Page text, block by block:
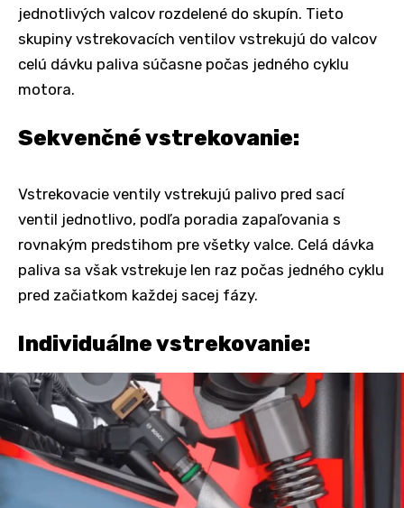
jednotlivých valcov rozdelené do skupín. Tieto
skupiny vstrekovacích ventilov vstrekujú do valcov
celú dávku paliva súčasne počas jedného cyklu
motora.
Sekvenčné vstrekovanie:
Vstrekovacie ventily vstrekujú palivo pred sací
ventil jednotlivo, podľa poradia zapaľovania s
rovnakým predstihom pre všetky valce. Celá dávka
paliva sa však vstrekuje len raz počas jedného cyklu
pred začiatkom každej sacej fázy.
Individuálne vstrekovanie: